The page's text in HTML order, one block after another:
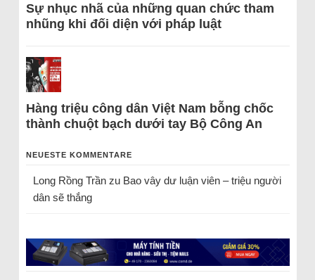
Sự nhục nhã của những quan chức tham
nhũng khi đối diện với pháp luật
Hàng triệu công dân Việt Nam bỗng chốc
thành chuột bạch dưới tay Bộ Công An
NEUESTE KOMMENTARE
Long Rồng Trầnzu Bao vây dư luận viên – triệu người
dân sẽ thắng